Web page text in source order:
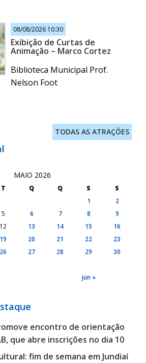
08/08/2026 10:30
Exibição de Curtas de
Animação – Marco Cortez
Biblioteca Municipal Prof.
Nelson Foot
TODAS AS ATRAÇÕES
MAIO 2026
T Q Q S
S
1
2
5 6 7 8
9
12 13 14 15
16
19 20 21 22
23
26 27 28 29
30
jun »
encontro de orientação
que abre inscrições no dia 10
fim de semana em Jundiaí